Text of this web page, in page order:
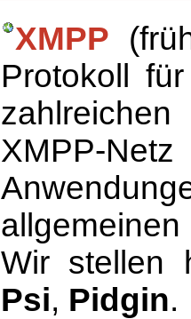
XMPP
Protokoll
zahlreichen
XMPP-
Wir stellen
Psi, Pidgin.